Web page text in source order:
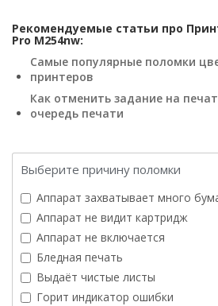
Рекомендуемые статьи про
Pro M254nw:
Самые популярные поломки
принтеров
Как отменить задание на
очередь печати
Выберите причину поломки
Аппарат захватывает много
Аппарат не видит картридж
Аппарат не включается
Бледная печать
Выдаёт чистые листы
Горит индикатор ошибки